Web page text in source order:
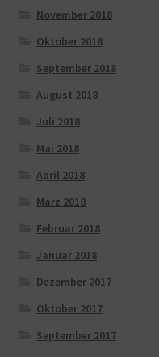
November 2018
Oktober 2018
September 2018
August 2018
Juli 2018
Mai 2018
April 2018
März 2018
Februar 2018
Januar 2018
Dezember 2017
Oktober 2017
September 2017